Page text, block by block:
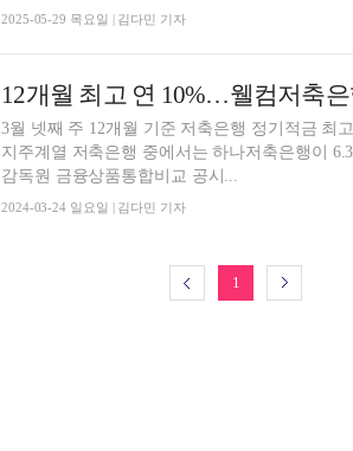
2025-05-29 목요일 | 김다민 기자
3월 넷째 주 12개월 기준 저축은행 정기적금 최
지주계열 저축은행 중에서는 하나저축은행이
감독원 금융상품통합비교 공시...
2024-03-24 일요일 | 김다민 기자
1